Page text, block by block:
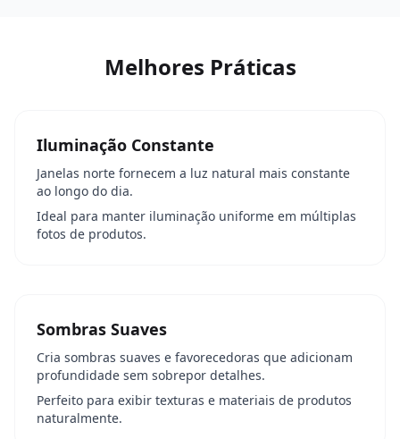
Melhores Práticas
Iluminação Constante
Janelas norte fornecem a luz natural mais constante
ao longo do dia.
Ideal para manter iluminação uniforme em múltiplas
fotos de produtos.
Sombras Suaves
Cria sombras suaves e favorecedoras que adicionam
profundidade sem sobrepor detalhes.
Perfeito para exibir texturas e materiais de produtos
naturalmente.